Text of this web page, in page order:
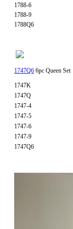
1788-6
1788-9
1788Q6
1747Q6 6pc Queen Set
1747K
1747Q
1747-4
1747-5
1747-6
1747-9
1747Q6